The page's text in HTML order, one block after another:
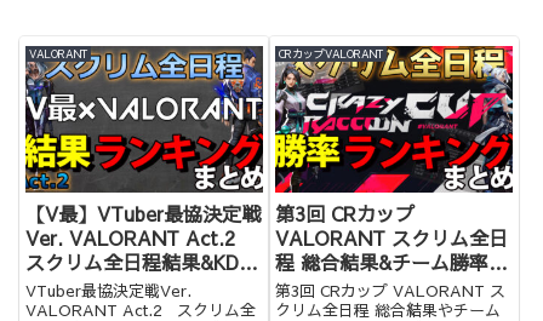
VALORANT
【V最】VTuber最協決定戦
Ver. VALORANT Act.2
スクリム全日程結果&KDラ
ンキングまとめ
VTuber最協決定戦Ver.
VALORANT Act.2 スクリム全
CRカップVALORANT
第3回 CRカップ
VALORANT スクリム全日
程 総合結果&チーム勝率
&KDランキングまとめ
第3回 CRカップ VALORANT ス
クリム全日程 総合結果やチーム